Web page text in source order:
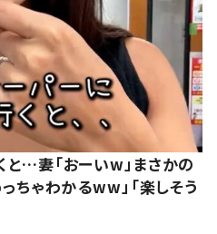
…妻「おーいw」まさかの
ちゃわかるww」「楽しそう